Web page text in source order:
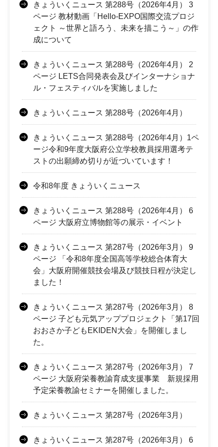
きょういくニュース 第288号（2026年4月） 3
ページ 教材動画「Hello-EXPO国際交流プロジ
ェクト ～世界と語ろう、未来を描こう～」の作
成について
きょういくニュース 第288号（2026年4月） 2
ページ LETS合同発表会及びインターナショナ
ル・フェスティバルを実施しました
きょういくニュース 第288号（2026年4月）
きょういくニュース 第288号（2026年4月）1ペ
ージ令和9年度大阪府公立学校教員採用選考テ
ストの出願締め切りが近づいています！
令和8年度 きょういくニュース
きょういくニュース 第288号（2026年4月） 6
ページ 大阪府立博物館等の展示・イベント
きょういくニュース 第287号（2026年3月） 9
ページ 「令和8年度全国高等学校総合体育大
会」大阪府開催競技会場及び競技日程が決定し
ました！
きょういくニュース 第287号（2026年3月） 8
ページ 子ども元気アッププロジェクト「第17回
おおさか子どもEKIDEN大会」を開催しまし
た。
きょういくニュース 第287号（2026年3月） 7
ページ 大阪府栄養教諭育成支援事業 新規採用
予定栄養教諭セミナーを開催しました。
きょういくニュース 第287号（2026年3月）
きょういくニュース 第287号（2026年3月） 6